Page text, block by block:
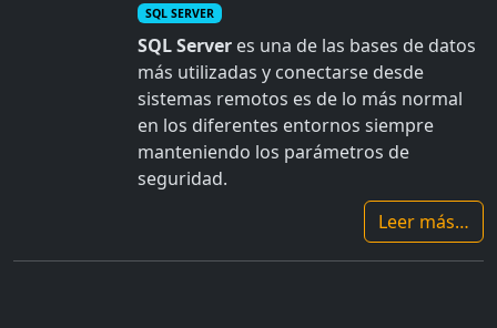
SQL SERVER
SQL Server es una de las bases de datos
más utilizadas y conectarse desde
sistemas remotos es de lo más normal
en los diferentes entornos siempre
manteniendo los parámetros de
seguridad.
Leer más…